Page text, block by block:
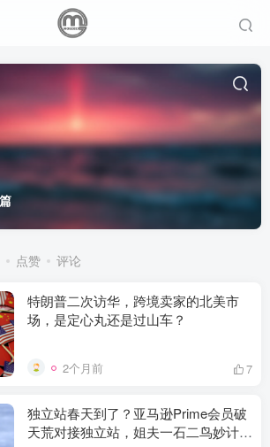
点赞 评论
特朗普二次访华，跨境卖家的北美市
场，是定心丸还是过山车？
2个月前 7
独立站春天到了？亚马逊Prime会员破
天荒对接独立站，姐夫一石二鸟妙计？